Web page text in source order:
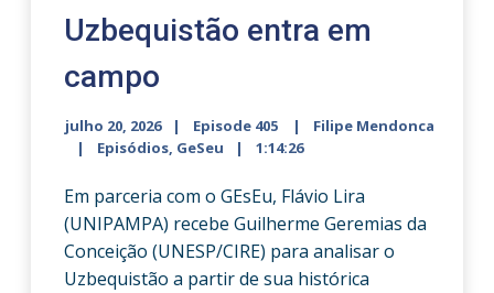
Uzbequistão entra em
campo
julho 20, 2026 Episode 405
Filipe Mendonca
Episódios, GeSeu 1:14:26
Em parceria com o GEsEu, Flávio Lira
(UNIPAMPA) recebe Guilherme Geremias da
Conceição (UNESP/CIRE) para analisar o
Uzbequistão a partir de sua histórica